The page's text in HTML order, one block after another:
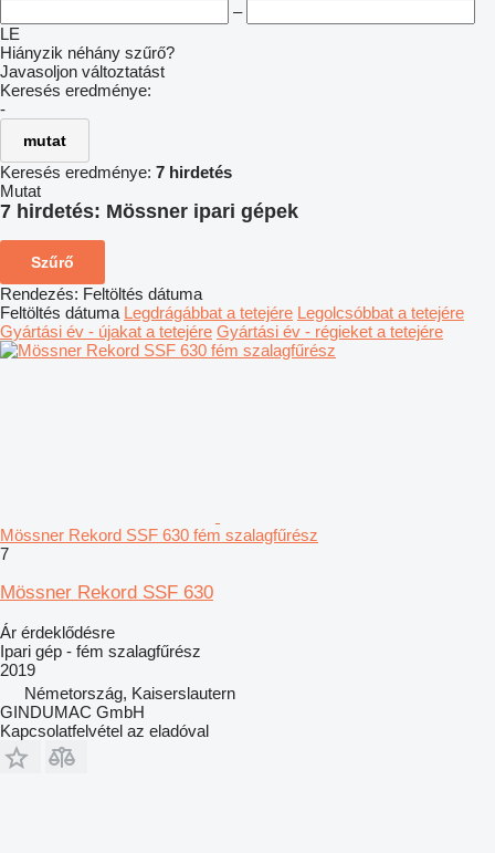
–
LE
Hiányzik néhány szűrő?
Javasoljon változtatást
Keresés eredménye:
-
mutat
Keresés eredménye: 7 hirdetés
Mutat
7 hirdetés: Mössner ipari gépek
Szűrő
Rendezés: Feltöltés dátuma
Feltöltés dátuma Legdrágábbat a tetejére Legolcsóbbat a tetejére
Gyártási év - újakat a tetejére Gyártási év - régieket a tetejére
Mössner Rekord SSF 630 fém szalagfűrész
7
Mössner Rekord SSF 630
Ár érdeklődésre
Ipari gép - fém szalagfűrész
2019
Németország, Kaiserslautern
GINDUMAC GmbH
Kapcsolatfelvétel az eladóval